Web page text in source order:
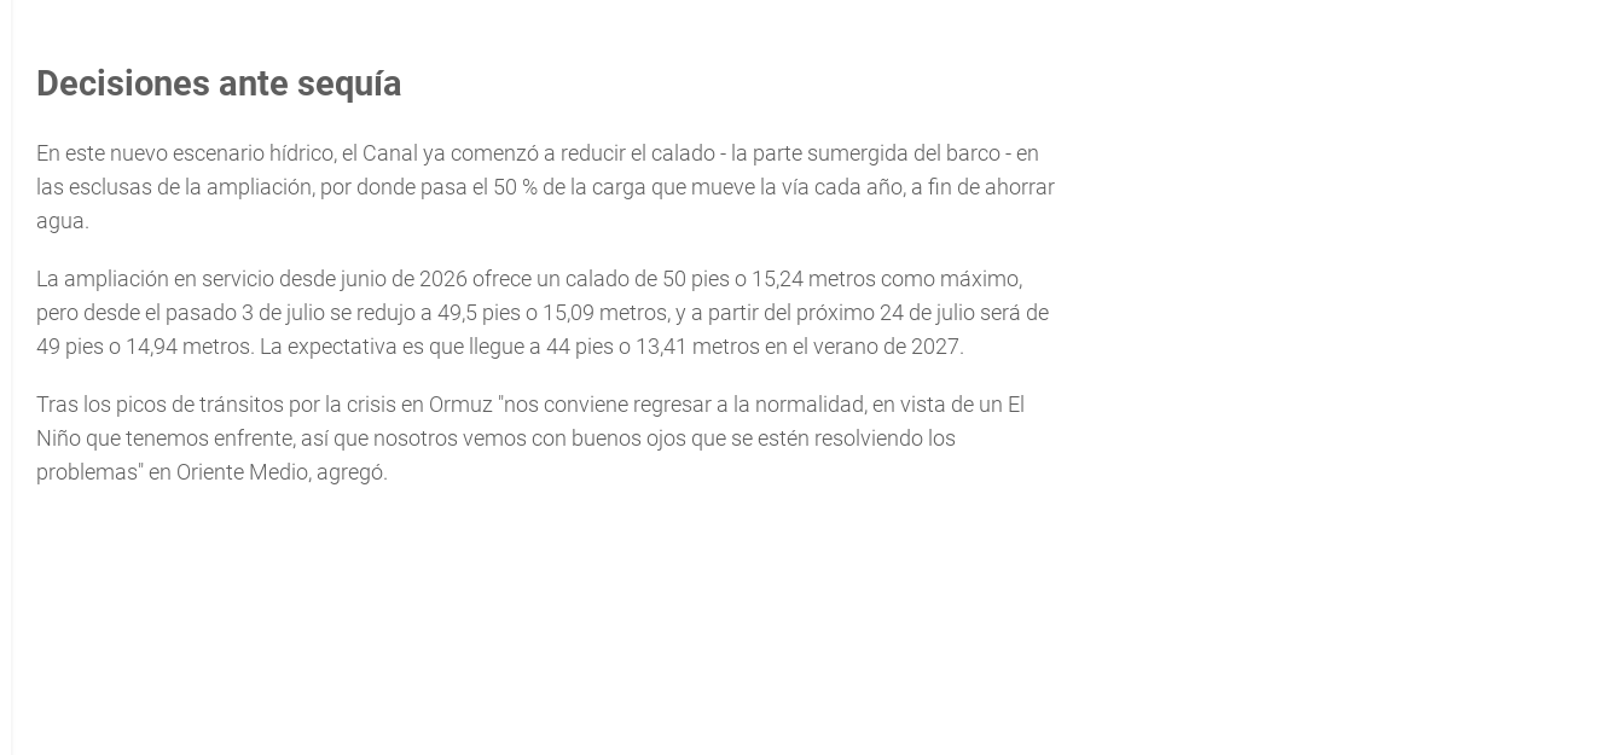
Decisiones ante sequía
En este nuevo escenario hídrico, el Canal ya comenzó a reducir el calado - la parte sumergida del barco - en
las esclusas de la ampliación, por donde pasa el 50 % de la carga que mueve la vía cada año, a fin de ahorrar
agua.
La ampliación en servicio desde junio de 2026 ofrece un calado de 50 pies o 15,24 metros como máximo,
pero desde el pasado 3 de julio se redujo a 49,5 pies o 15,09 metros, y a partir del próximo 24 de julio será de
49 pies o 14,94 metros. La expectativa es que llegue a 44 pies o 13,41 metros en el verano de 2027.
Tras los picos de tránsitos por la crisis en Ormuz "nos conviene regresar a la normalidad, en vista de un El
Niño que tenemos enfrente, así que nosotros vemos con buenos ojos que se estén resolviendo los
problemas" en Oriente Medio, agregó.